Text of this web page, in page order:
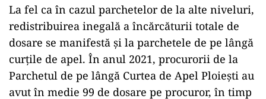
La fel ca în cazul parchetelor de la alte niveluri,
redistribuirea inegală a încărcăturii totale de
dosare se manifestă și la parchetele de pe lângă
curțile de apel. În anul 2021, procurorii de la
Parchetul de pe lângă Curtea de Apel Ploiești au
avut în medie 99 de dosare pe procuror, în timp